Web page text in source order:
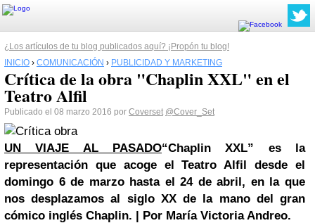
¿Los artículos de tu blog publicados aquí? ¡Propón tu blog!
INICIO › COMUNICACIÓN › PUBLICIDAD Y MARKETING
Crítica de la obra "Chaplin XXL" en el
Teatro Alfil
Publicado el 08 marzo 2016 por Coverset @Cover_Set
UN VIAJE AL PASADO“Chaplin XXL” es la
representación que acoge el Teatro Alfil desde el
domingo 6 de marzo hasta el 24 de abril, en la que
nos desplazamos al siglo XX de la mano del gran
cómico inglés Chaplin. | Por María Victoria Andreo.